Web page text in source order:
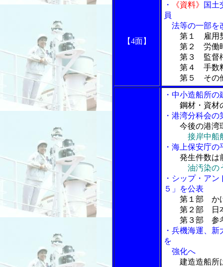
【4面】
・ 《資料》
国土
員
法等の一部を
第１ 雇用
第２ 労働
第３ 監督権
第４ 手数料
第５ その
・中小造船所
鋼材・資材
・港湾分科会
今後の港湾
接岸中船
・海上保安庁
発生件数は
油汚染の
・シップ・ア
５」を公表
第１部 か
第２部 日本
第３部 参考
・兵機海運、
を
強化へ
建造造船所